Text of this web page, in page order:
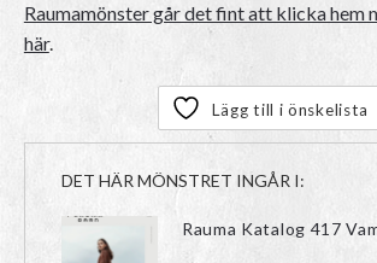
Raumamönster går det fint att klicka hem
här.
Lägg till i önskelista
DET HÄR MÖNSTRET INGÅR I:
Rauma Katalog 417